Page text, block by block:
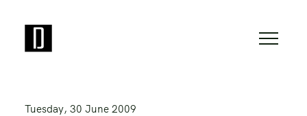
Tuesday, 30 June 2009